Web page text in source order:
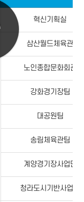
혁신기획실
삼산월드체육관
노인종합문화회관
강화경기장팀
대공원팀
송림체육관팀
계양경기장사업단
청라도시기반사업단